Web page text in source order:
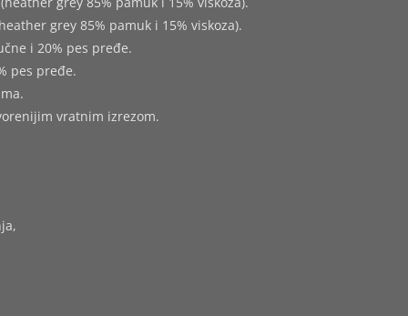
grey 85% pamuk i 15% viskoza).
i 20% pes pređe.
pes pređe.
vratnim izrezom.